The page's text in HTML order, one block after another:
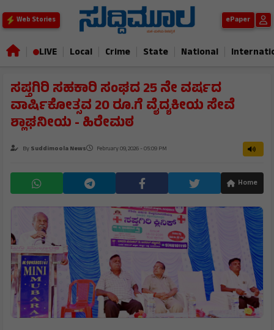
Web Stories ePaper
LIVE Local Crime State National
ಸಪ್ತಗಿರಿ ಸಹಕಾರಿ ಸಂಘದ 25 ನೇ ವರ್ಷದ
ವಾರ್ಷಿಕೋತ್ಸವ 20 ರೂ.ಗೆ ವೈದ್ಯಕೀಯ ಸೇವೆ
ಶ್ಲಾಘನೀಯ - ಹಿರೇಮಠ
BySuddimoola News February 09, 2026 - 05:09 PM
Home